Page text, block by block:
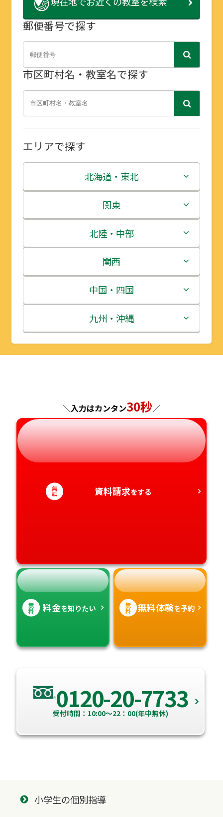
郵便番号で探す
市区町村名・教室名で探す
エリアで探す
北海道・東北
北海道
青森県
岩手県
宮城県
秋田県
山形県
関東
茨城県
栃木県
群馬県
埼玉県
千葉県
北陸・中部
新潟県
富山県
石川県
福井県
岐阜県
静岡県
関西
三重県
滋賀県
京都府
奈良県
和歌山県
中国・四国
鳥取県
島根県
山口県
徳島県
香川県
九州・沖縄
福岡県
熊本県
大分県
宮崎県
＼入力はカンタン30秒／
無
料 資料請求をする
無
料 料金を知りたい 無
料 無料体験を予約
0120-20-7733
受付時間：10:00～22：00(年中無休)
小学生の個別指導